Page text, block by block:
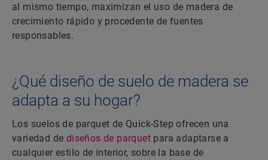
al mismo tiempo, maximizan el uso de madera de
crecimiento rápido y procedente de fuentes
responsables.
¿Qué diseño de suelo de madera se
adapta a su hogar?
Los suelos de parquet de Quick-Step ofrecen una
variedad de diseños de parquet para adaptarse a
cualquier estilo de interior, sobre la base de